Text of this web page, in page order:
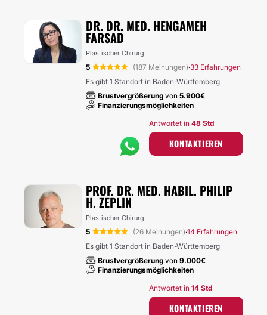
DR. DR. MED. HENGAMEH
FARSAD
Plastischer Chirurg
5 (187 Meinungen)·33 Erfahrungen
Es gibt 1 Standort in Baden-Württemberg
Brustvergrößerung von 5.900€
Finanzierungsmöglichkeiten
Antwortet in 48 Std
KONTAKTIEREN
PROF. DR. MED. HABIL. PHILIP
H. ZEPLIN
Plastischer Chirurg
5 (26 Meinungen)·14 Erfahrungen
Es gibt 1 Standort in Baden-Württemberg
Brustvergrößerung von 9.000€
Finanzierungsmöglichkeiten
Antwortet in 14 Std
KONTAKTIEREN